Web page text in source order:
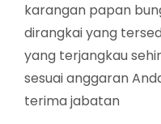
karangan papan
dirangkai yang
yang terjangkau
sesuai anggaran
terima jabatan